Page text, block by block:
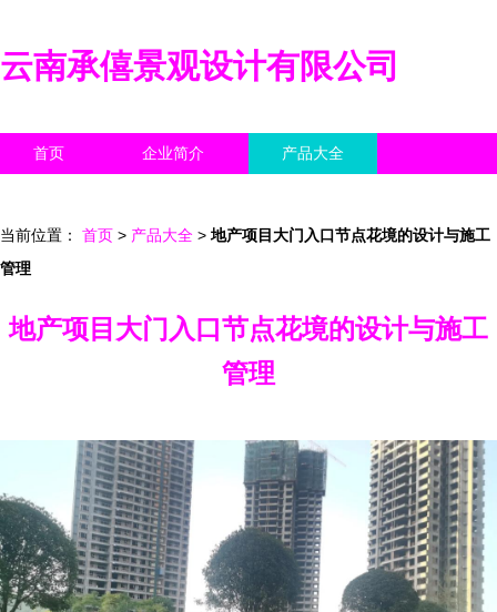
云南承僖景观设计有限公司
首页 企业简介 产品大全
当前位置： 首页 > 产品大全 > 地产项目大门入口节点花境的设计与施工
管理
地产项目大门入口节点花境的设计与施工
管理